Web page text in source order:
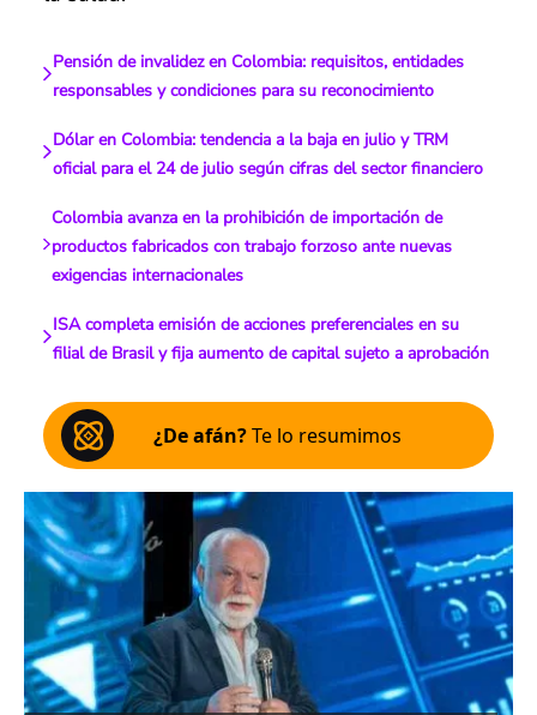
Pensión de invalidez en Colombia: requisitos, entidades
responsables y condiciones para su reconocimiento
Dólar en Colombia: tendencia a la baja en julio y TRM
oficial para el 24 de julio según cifras del sector financiero
Colombia avanza en la prohibición de importación de
productos fabricados con trabajo forzoso ante nuevas
exigencias internacionales
ISA completa emisión de acciones preferenciales en su
filial de Brasil y fija aumento de capital sujeto a aprobación
¿De afán?Te lo resumimos